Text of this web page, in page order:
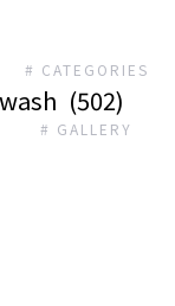
# CATEGORIES
wash (502)
# GALLERY